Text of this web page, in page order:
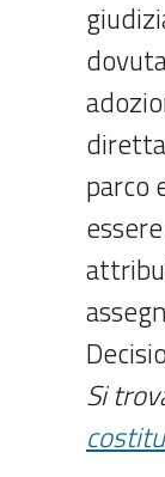
parco
Si